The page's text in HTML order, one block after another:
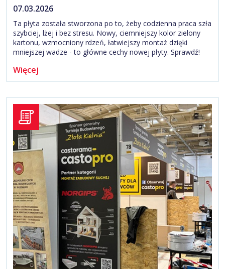
07.03.2026
Ta płyta została stworzona po to, żeby codzienna praca szła
szybciej, lżej i bez stresu. Nowy, ciemniejszy kolor zielony
kartonu, wzmocniony rdzeń, łatwiejszy montaż dzięki
mniejszej wadze - to główne cechy nowej płyty. Sprawdź!
Więcej